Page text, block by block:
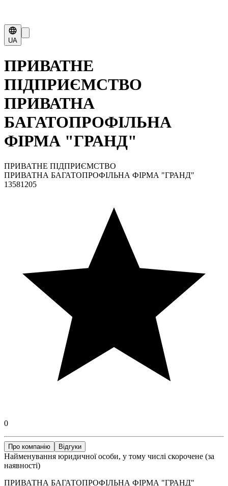
UA
ПРИВАТНЕ
ПІДПРИЄМСТВО
ПРИВАТНА
БАГАТОПРОФІЛЬНА
ФІРМА "ГРАНД"
ПРИВАТНЕ ПІДПРИЄМСТВО
ПРИВАТНА БАГАТОПРОФІЛЬНА ФІРМА "ГРАНД"
13581205
0
Про компанію Відгуки
Найменування юридичної особи, у тому числі скорочене (за
наявності)
ПРИВАТНА БАГАТОПРОФІЛЬНА ФІРМА "ГРАНД"